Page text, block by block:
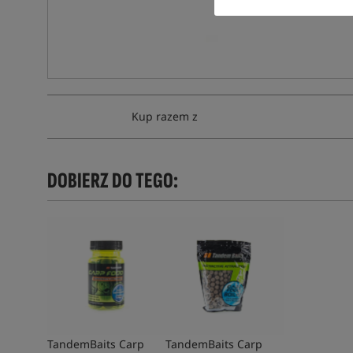
Kup razem z
DOBIERZ DO TEGO:
TandemBaits Carp
TandemBaits Carp